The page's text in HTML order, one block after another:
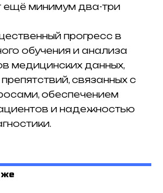
ещё минимум два-три
прогресс в
обучения и анализа
медицинских данных,
связанных с
обеспечением
и надежностью